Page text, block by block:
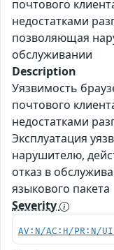
почтового
недостатками
позволяющая
обслуживании
Description
Уязвимость
почтового
недостатками
Эксплуатация
нарушителю,
отказ в
языкового пакета
Severity
AV:N/AC:H/PR:N/